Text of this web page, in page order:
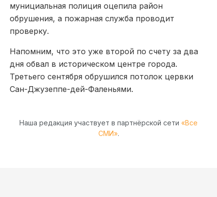
мунициальная полиция оцепила район
обрушения, а пожарная служба проводит
проверку.
Напомним, что это уже второй по счету за два
дня обвал в историческом центре города.
Третьего сентября обрушился потолок цервки
Сан-Джузеппе-дей-Фаленьями.
Наша редакция участвует в партнёрской сети «Все
СМИ».